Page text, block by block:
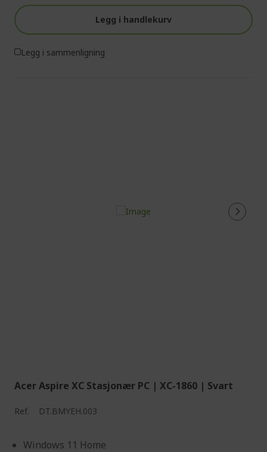
Legg i handlekurv
Legg i sammenligning
Acer Aspire XC Stasjonær PC | XC-1860 | Svart
Ref. DT.BMYEH.003
Windows 11 Home